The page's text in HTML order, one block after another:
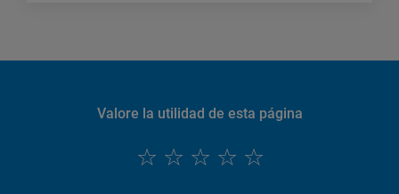
Valore la utilidad de esta página